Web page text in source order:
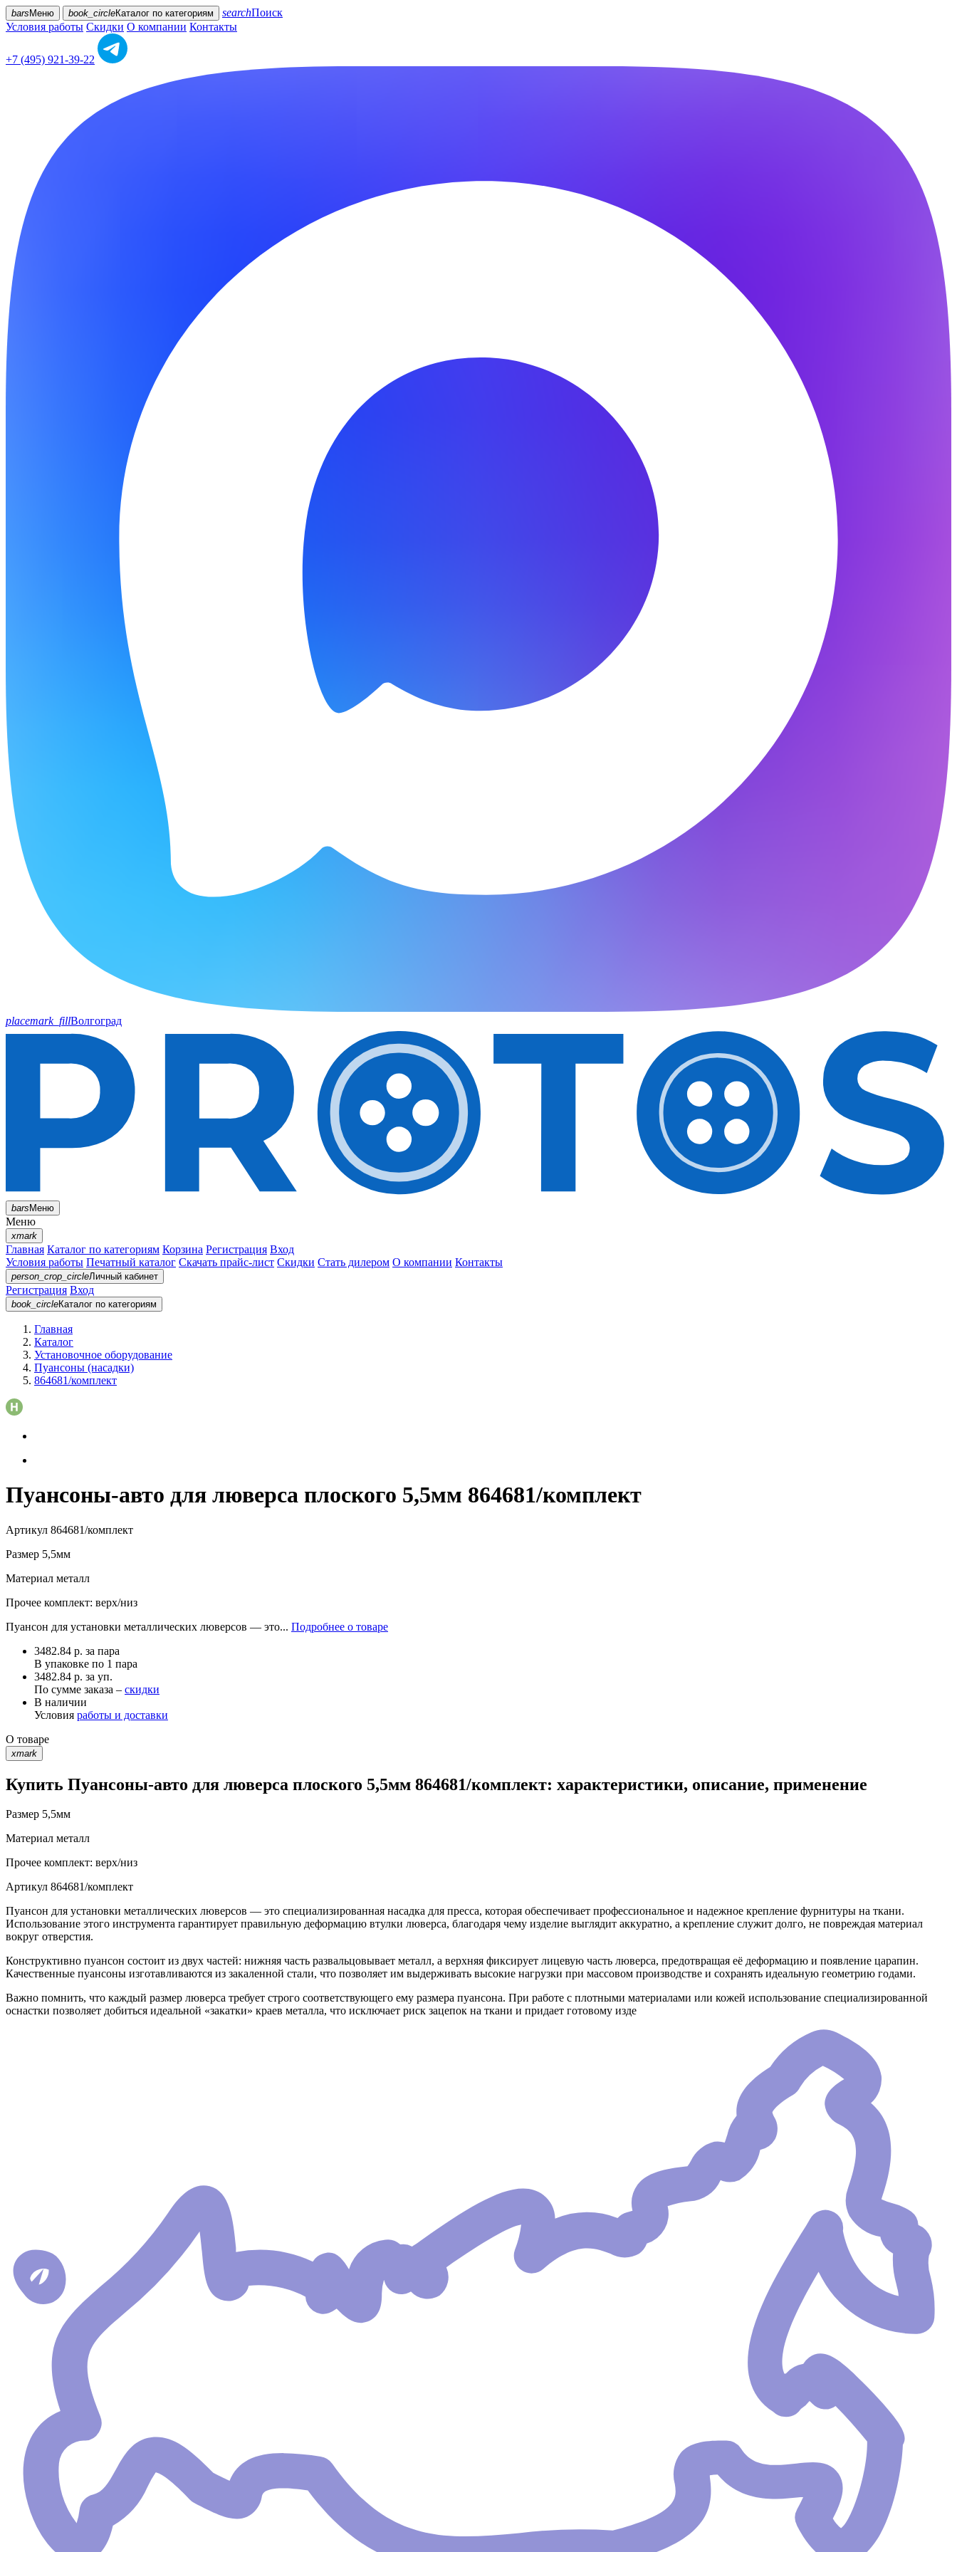
bars Меню book_circleКаталог по категориям searchПоиск
Условия работы Скидки О компании Контакты
+7 (495) 921-39-22
placemark_fillВолгоград
barsМеню
Меню
xmark
Главная Каталог по категориям Корзина Регистрация Вход
Условия работы Печатный каталог Скачать прайс-лист Скидки Стать дилером О компании Контакты
person_crop_circleЛичный кабинет
Регистрация Вход
book_circleКаталог по категориям
Главная
Каталог
Установочное оборудование
Пуансоны (насадки)
864681/комплект
Пуансоны-авто для люверса плоского 5,5мм 864681/комплект
Артикул 864681/комплект
Размер 5,5мм
Материал металл
Прочее комплект: верх/низ
Пуансон для установки металлических люверсов — это... Подробнее о товаре
3482.84 р. за пара
В упаковке по 1 пара
3482.84 р. за уп.
По сумме заказа – скидки
В наличии
Условия работы и доставки
О товаре
xmark
Купить Пуансоны-авто для люверса плоского 5,5мм 864681/комплект: характеристики, описание, применение
Размер 5,5мм
Материал металл
Прочее комплект: верх/низ
Артикул 864681/комплект
Пуансон для установки металлических люверсов — это специализированная насадка для пресса, которая обеспечивает профессиональное и надежное крепление фурнитуры на ткани.
Использование этого инструмента гарантирует правильную деформацию втулки люверса, благодаря чему изделие выглядит аккуратно, а крепление служит долго, не повреждая материал
вокруг отверстия.
Конструктивно пуансон состоит из двух частей: нижняя часть развальцовывает металл, а верхняя фиксирует лицевую часть люверса, предотвращая её деформацию и появление царапин.
Качественные пуансоны изготавливаются из закаленной стали, что позволяет им выдерживать высокие нагрузки при массовом производстве и сохранять идеальную геометрию годами.
Важно помнить, что каждый размер люверса требует строго соответствующего ему размера пуансона. При работе с плотными материалами или кожей использование специализированной
оснастки позволяет добиться идеальной «закатки» краев металла, что исключает риск зацепок на ткани и придает готовому изде